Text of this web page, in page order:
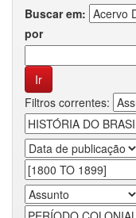
Buscar em:
por
Filtros correntes: